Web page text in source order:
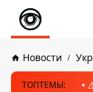
Новости
ТОПТЕМЫ: